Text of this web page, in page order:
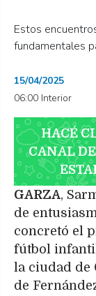
Estos
fundamentales
15/04/2025
06:00 Interior
HACÉ
CANAL
GARZA,
de
concretó el
fútbol
la ciudad de
de